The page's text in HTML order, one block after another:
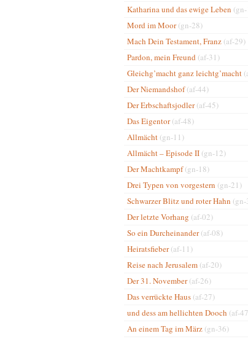
Katharina und das ewige Leben
Mord im Moor (gn-28)
Mach Dein Testament, Franz (af-29)
Pardon, mein Freund (af-31)
Gleichg’macht ganz leichtg’macht
Der Niemandshof (af-44)
Der Erbschaftsjodler (af-45)
Das Eigentor (af-48)
Allmächt (gn-11)
Allmächt – Episode II (gn-12)
Der Machtkampf (gn-18)
Drei Typen von vorgestern (gn-21)
Schwarzer Blitz und roter Hahn
Der letzte Vorhang (af-02)
So ein Durcheinander (af-08)
Heiratsfieber (af-11)
Reise nach Jerusalem (af-20)
Der 31. November (af-26)
Das verrückte Haus (af-27)
und dess am hellichten Dooch (af-
An einem Tag im März (gn-36)